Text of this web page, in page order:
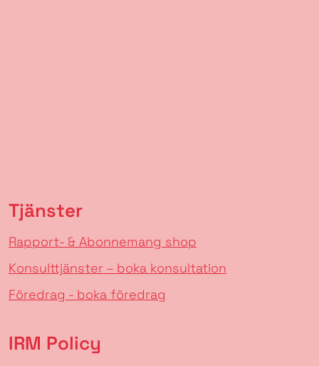
Tjänster
Rapport- & Abonnemang shop
Konsulttjänster – boka konsultation
Föredrag - boka föredrag
IRM Policy